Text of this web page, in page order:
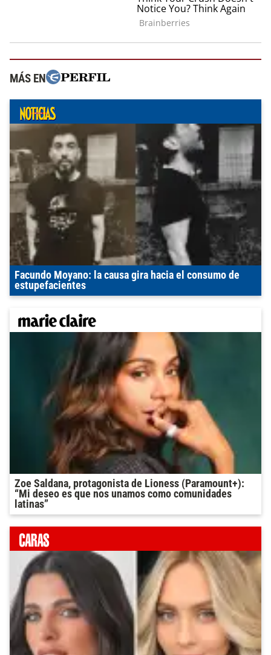
MÁS EN
Facundo Moyano: la causa gira hacia el consumo de
estupefacientes
Zoe Saldana, protagonista de Lioness (Paramount+):
“Mi deseo es que nos unamos como comunidades
latinas”